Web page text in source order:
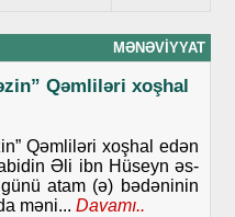
MƏNƏVIYYAT
Qəmliləri xoşhal
Qəmliləri xoşhal edən
Əli ibn Hüseyn əs-
atam (ə) bədəninin
məni... Davamı..